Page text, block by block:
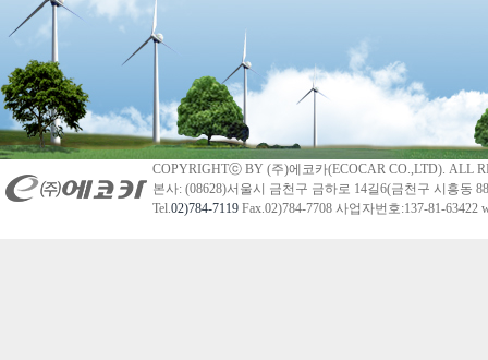
COPYRIGHTⓒ BY (주)에코카(ECOCAR CO.,LTD). ALL
본사: (08628)서울시 금천구 금하로 14길6(금천구 시흥동
Tel.02)784-7119 Fax.02)784-7708 사업자번호:137-81-63422